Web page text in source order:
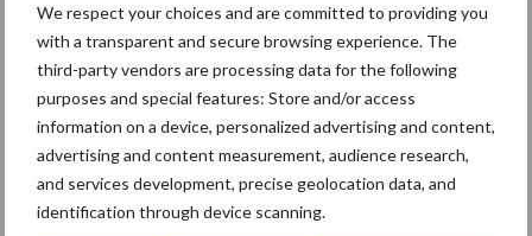
We respect your choices and are committed to providing you
with a transparent and secure browsing experience. The
third-party vendors are processing data for the following
purposes and special features: Store and/or access
information on a device, personalized advertising and content,
advertising and content measurement, audience research,
and services development, precise geolocation data, and
identification through device scanning.
Caterpillar breidt gamma
elektrische bulldozers uit